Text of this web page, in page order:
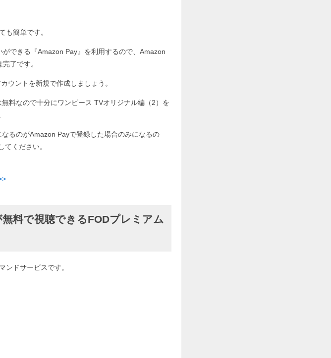
も簡単です。
できる『Amazon Pay』を利用するので、Amazon
了です。
ウントを新規で作成しましょう。
料なので十分にワンピース TVオリジナル編（2）を
るのがAmazon Payで登録した場合のみになるの
ください。
料で視聴できるFODプレミアム
ンドサービスです。